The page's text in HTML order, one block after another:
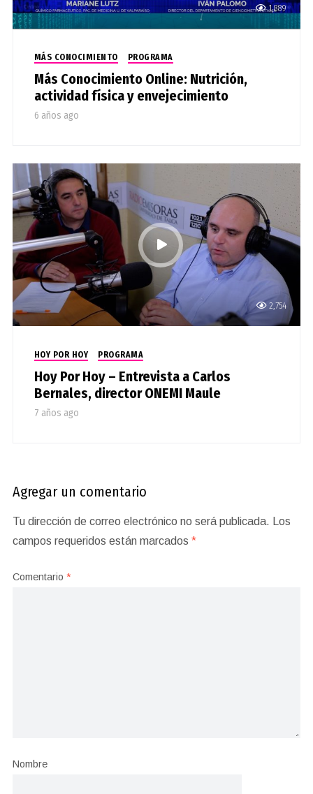
1,889
MÁS CONOCIMIENTO PROGRAMA
Más Conocimiento Online: Nutrición,
actividad física y envejecimiento
6 años ago
2,754
HOY POR HOY PROGRAMA
Hoy Por Hoy – Entrevista a Carlos
Bernales, director ONEMI Maule
7 años ago
Agregar un comentario
Tu dirección de correo electrónico no será publicada.
Los
campos requeridos están marcados *
Comentario *
Nombre